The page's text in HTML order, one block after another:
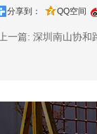
分享到： QQ空间
上一篇:深圳南山协和